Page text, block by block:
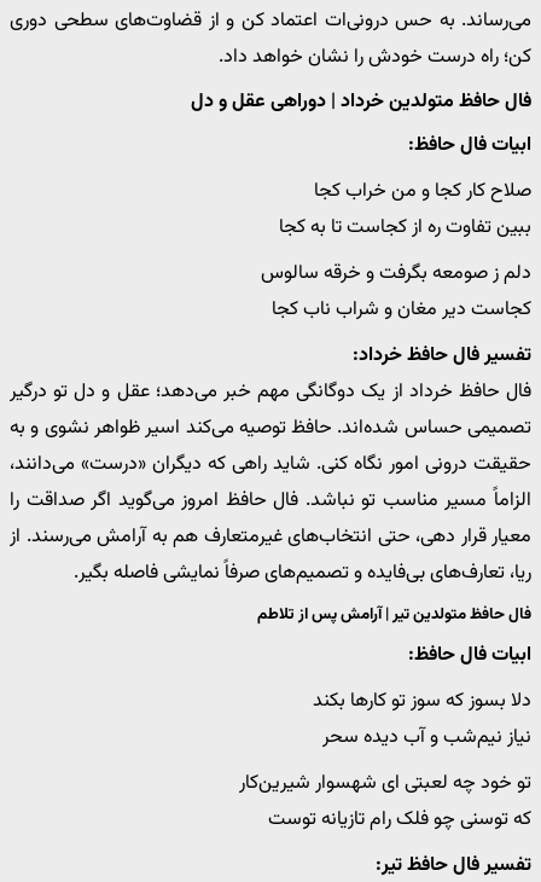
می‌رساند. به حس درونی‌ات اعتماد کن و از قضاوت‌های سطحی دوری
کن؛ راه درست خودش را نشان خواهد داد.
فال حافظ متولدین خرداد | دوراهی عقل و دل
ابیات فال حافظ:
صلاح کار کجا و من خراب کجا
ببین تفاوت ره از کجاست تا به کجا
دلم ز صومعه بگرفت و خرقه سالوس
کجاست دیر مغان و شراب ناب کجا
تفسیر فال حافظ خرداد:
فال حافظ خرداد از یک دوگانگی مهم خبر می‌دهد؛ عقل و دل تو درگیر
تصمیمی حساس شده‌اند. حافظ توصیه می‌کند اسیر ظواهر نشوی و به
حقیقت درونی امور نگاه کنی. شاید راهی که دیگران «درست» می‌دانند،
الزاماً مسیر مناسب تو نباشد. فال حافظ امروز می‌گوید اگر صداقت را
معیار قرار دهی، حتی انتخاب‌های غیرمتعارف هم به آرامش می‌رسند. از
ریا، تعارف‌های بی‌فایده و تصمیم‌های صرفاً نمایشی فاصله بگیر.
فال حافظ متولدین تیر | آرامش پس از تلاطم
ابیات فال حافظ:
دلا بسوز که سوز تو کارها بکند
نیاز نیم‌شب و آب دیده سحر
تو خود چه لعبتی ای شهسوار شیرین‌کار
که توسنی چو فلک رام تازیانه توست
تفسیر فال حافظ تیر: